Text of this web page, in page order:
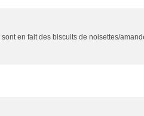
en fait des biscuits de noisettes/